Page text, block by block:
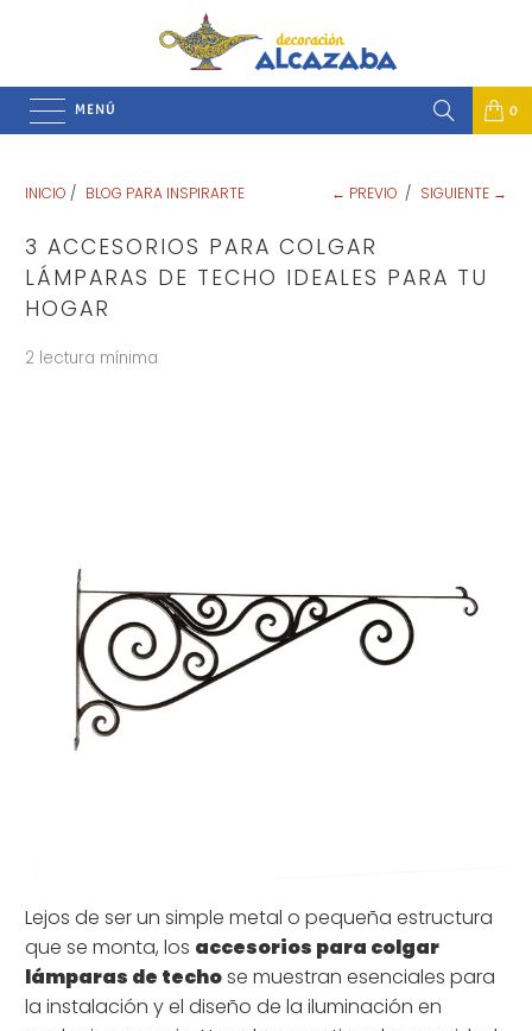
MENÚ 0
INICIO / BLOG PARA INSPIRARTE ← PREVIO / SIGUIENTE →
3 ACCESORIOS PARA COLGAR
LÁMPARAS DE TECHO IDEALES PARA TU
HOGAR
2 lectura mínima
Lejos de ser un simple metal o pequeña estructura
que se monta, los accesorios para colgar
lámparas de techose muestran esenciales para
la instalación y el diseño de la iluminación en